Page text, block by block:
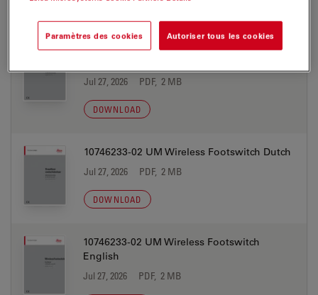
10746233-02 UM Wireless Footswitch
Jul 27, 2026 PDF, 2 MB
DOWNLOAD
10746233-02 UM Wireless Footswitch Dutch
Jul 27, 2026 PDF, 2 MB
DOWNLOAD
10746233-02 UM Wireless Footswitch
English
Jul 27, 2026 PDF, 2 MB
Paramètres des cookies Autoriser tous les cookies